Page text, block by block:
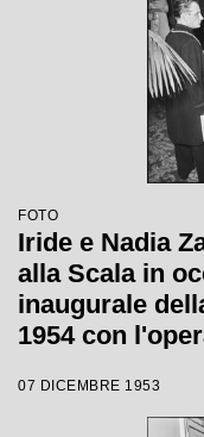
FOTO
Iride e Nadia
alla Scala in
inaugurale
1954 con
con la regia di
07 DICEMBRE 1953